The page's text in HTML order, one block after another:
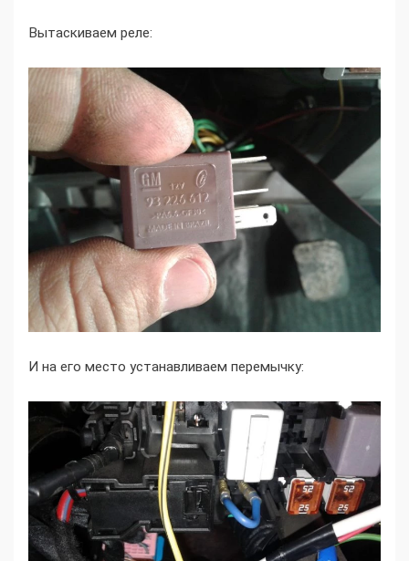
Вытаскиваем реле:
И на его место устанавливаем перемычку: